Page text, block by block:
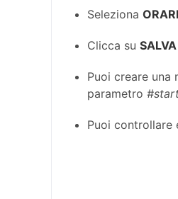
Seleziona
Clicca suSALVA
Puoi creare
parametro
Puoi controllare